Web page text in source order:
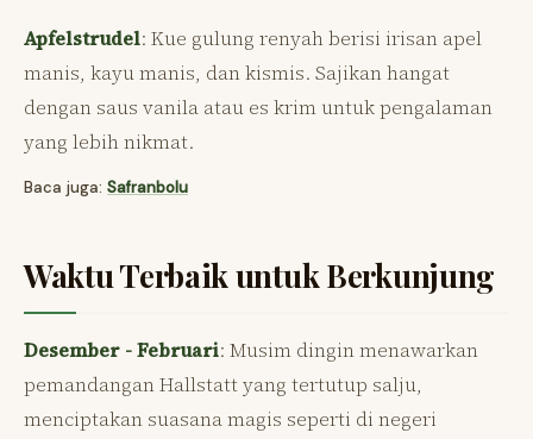
Apfelstrudel: Kue gulung renyah berisi irisan apel
manis, kayu manis, dan kismis. Sajikan hangat
dengan saus vanila atau es krim untuk pengalaman
yang lebih nikmat.
Baca juga: Safranbolu
Waktu Terbaik untuk Berkunjung
Desember - Februari: Musim dingin menawarkan
pemandangan Hallstatt yang tertutup salju,
menciptakan suasana magis seperti di negeri